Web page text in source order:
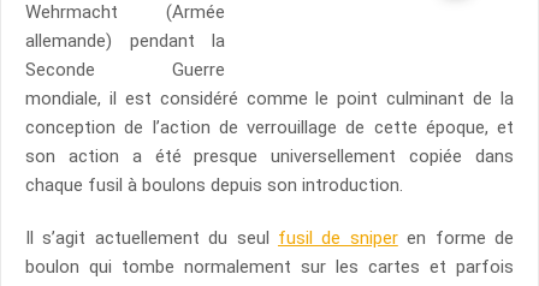
Wehrmacht (Armée
allemande) pendant la
Seconde Guerre
mondiale, il est considéré comme le point culminant de la
conception de l’action de verrouillage de cette époque, et
son action a été presque universellement copiée dans
chaque fusil à boulons depuis son introduction.
Il s’agit actuellement du seul fusil de sniperen forme de
boulon qui tombe normalement sur les cartes et parfois